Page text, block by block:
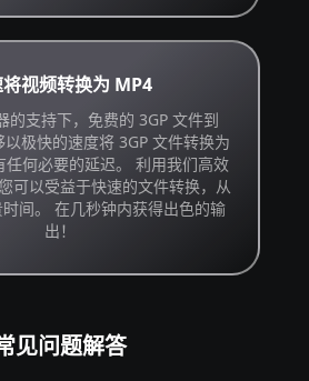
视频转换为 MP4
的支持下，免费的 3GP 文件到
极快的速度将 3GP 文件转换为
任何必要的延迟。 利用我们高效
可以受益于快速的文件转换，从
间。 在几秒钟内获得出色的输
出！
见问题解答